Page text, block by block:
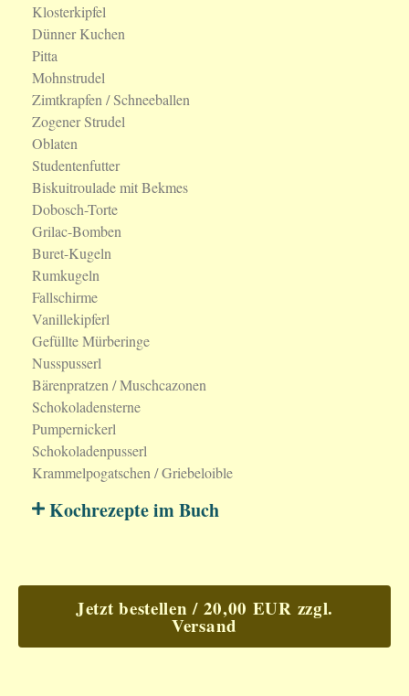
Klosterkipfel
Dünner Kuchen
Pitta
Mohnstrudel
Zimtkrapfen / Schneeballen
Zogener Strudel
Oblaten
Studentenfutter
Biskuitroulade mit Bekmes
Dobosch-Torte
Grilac-Bomben
Buret-Kugeln
Rumkugeln
Fallschirme
Vanillekipferl
Gefüllte Mürberinge
Nusspusserl
Bärenpratzen / Muschcazonen
Schokoladensterne
Pumpernickerl
Schokoladenpusserl
Krammelpogatschen / Griebeloible
Kochrezepte im Buch
Jetzt bestellen / 20,00 EUR zzgl.
Versand